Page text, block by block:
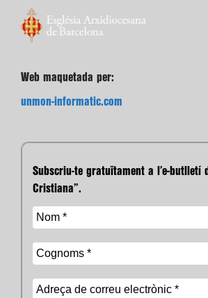
Web maquetada per:
unmon-informatic.com
Subscriu-te gratuïtament a l’e-butlletí
Cristiana”.